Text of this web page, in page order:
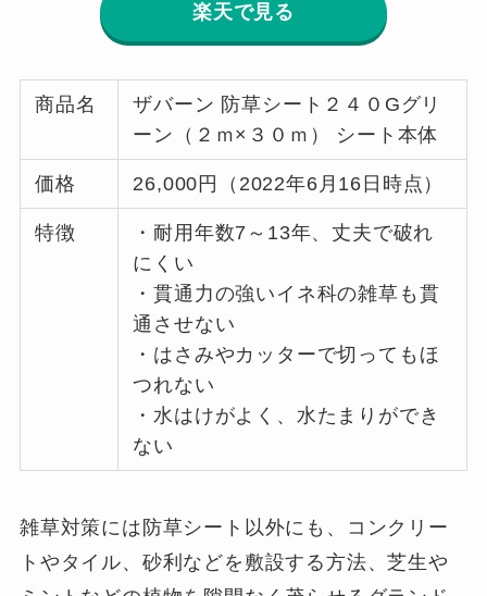
楽天で見る
商品名
ザバーン 防草シート２４０Gグリ
ーン（２ｍ×３０ｍ） シート本体
価格 26,000円（2022年6月16日時点）
特徴
・耐用年数7～13年、丈夫で破れ
にくい
・貫通力の強いイネ科の雑草も貫
通させない
・はさみやカッターで切ってもほ
つれない
・水はけがよく、水たまりができ
ない
雑草対策には防草シート以外にも、コンクリー
トやタイル、砂利などを敷設する方法、芝生や